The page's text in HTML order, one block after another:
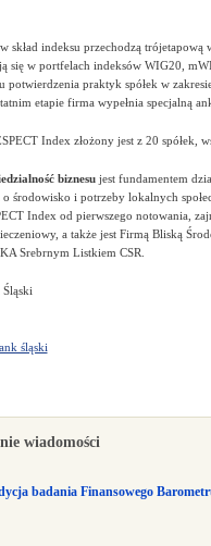
skład indeksu przechodzą
się w portfelach indeksów WIG20,
potwierdzenia praktyk spółek w
etapie firma wypełnia specjalną
Index złożony jest z 20
biznesujest fundamentem
o środowisko i potrzeby lokalnych
Index od pierwszego notowania,
a także jest Firmą Bliską
Srebrnym Listkiem CSR.
śląski
wiadomości
badania Finansowego